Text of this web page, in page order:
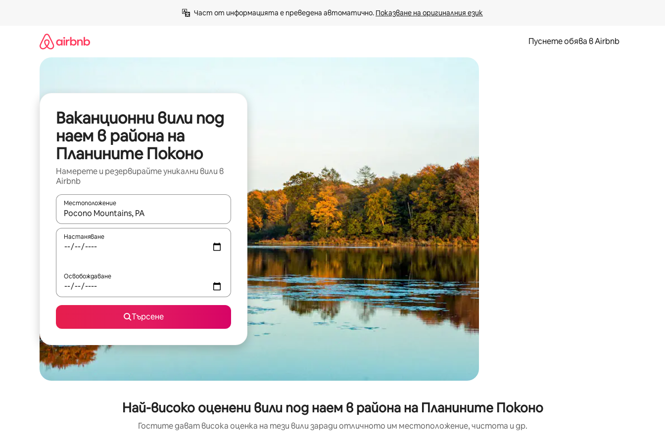
Част от информацията е преведена автоматично. Показване на оригиналния език
Пуснете обява в Airbnb
Ваканционни вили под
наем в района на
Планините Поконо
Намерете и резервирайте уникални вили в
Airbnb
Местоположение
Когато резултатите се покажат, използвайте клавишите със стрелки нагоре и надолу или навигирайте с докосване или плъзгане.
Настаняване
Освобождаване
Търсене
Най-високо оценени вили под наем в района на Планините Поконо
Гостите дават висока оценка на тези вили заради отличното им местоположение, чистота и др.